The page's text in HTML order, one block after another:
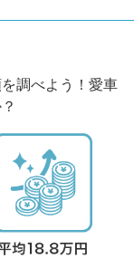
調べよう！愛車